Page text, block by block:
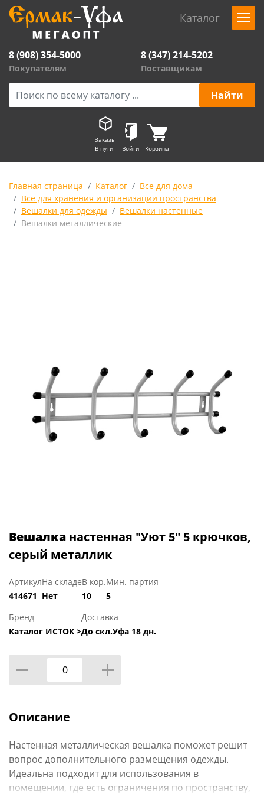
Каталог
8 (908) 354-5000
Покупателям
8 (347) 214-5202
Поставщикам
Заказы
В пути
Войти Корзина
Главная страница Каталог
Все для дома
Все для хранения и организации пространства
Вешалки для одежды
Вешалки настенные
Вешалки металлические
Вешалка настенная "Уют 5" 5 крючков,
серый металлик
Артикул
414671
На складе
Нет
В кор.
10
Мин. партия
5
Бренд
Каталог ИСТОК >
Доставка
До скл.Уфа 18 дн.
Описание
Настенная металлическая вешалка поможет решит
вопрос дополнительного размещения одежды.
Идеальна подходит для использования в
помещении, где есть ограничения по пространству,